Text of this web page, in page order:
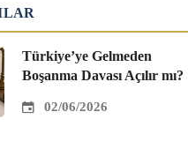
Türkiye’ye Gelmeden
Boşanma Davası Açılır mı?
02/06/2026